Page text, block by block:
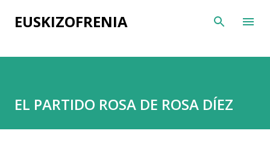
Ir al contenido principal
EUSKIZOFRENIA
EL PARTIDO ROSA DE ROSA DÍEZ